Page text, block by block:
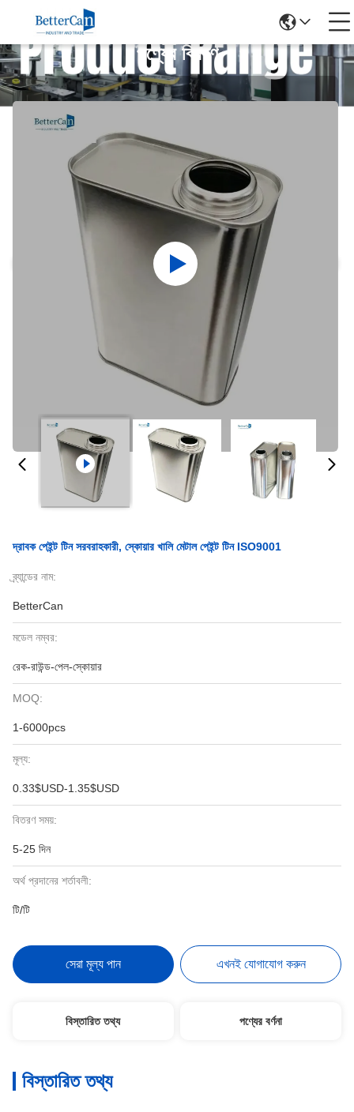
পণ্যের বিবরণ
দ্রাবক পেইন্ট টিন সরবরাহকারী, স্কোয়ার খালি মেটাল পেইন্ট টিন ISO9001
ব্র্যান্ডের নাম:
BetterCan
মডেল নম্বর:
রেক-রাউন্ড-পেল-স্কোয়ার
MOQ:
1-6000pcs
মূল্য:
0.33$USD-1.35$USD
বিতরণ সময়:
5-25 দিন
অর্থ প্রদানের শর্তাবলী:
টি/টি
সেরা মূল্য পান এখনই যোগাযোগ করুন
বিস্তারিত তথ্য পণ্যের বর্ণনা
বিস্তারিত তথ্য